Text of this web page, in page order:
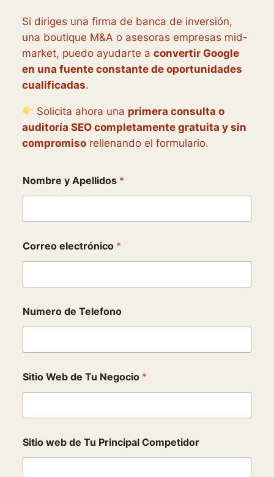
Si diriges una firma de banca de inversión,
una boutique M&A o asesoras empresas mid-
market, puedo ayudarte a convertir Google
en una fuente constante de oportunidades
cualificadas.
Solicita ahora una primera consulta o
auditoría SEO completamente gratuita y sin
compromisorellenando el formulario.
Nombre y Apellidos *
Correo electrónico *
Numero de Telefono
o
m
i
d
o
Sitio Web de Tu Negocio *
Sitio web de Tu Principal Competidor